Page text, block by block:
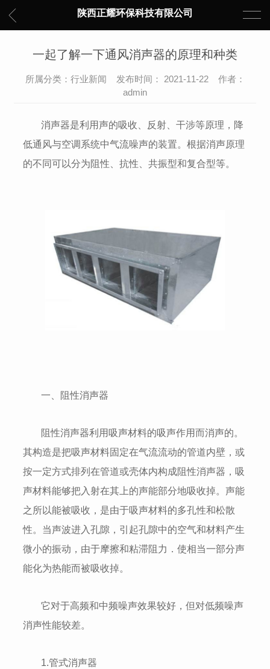
陕西正耀环保科技有限公司
一起了解一下通风消声器的原理和种类
所属分类：行业新闻 发布时间： 2021-11-22 作者：
admin
消声器是利用声的吸收、反射、干涉等原理，降
低通风与空调系统中气流噪声的装置。根据消声原理
的不同可以分为阻性、抗性、共振型和复合型等。
一、阻性消声器
阻性消声器利用吸声材料的吸声作用而消声的。
其构造是把吸声材料固定在气流流动的管道内壁，或
按一定方式排列在管道或壳体内构成阻性消声器，吸
声材料能够把入射在其上的声能部分地吸收掉。声能
之所以能被吸收，是由于吸声材料的多孔性和松散
性。当声波进入孔隙，引起孔隙中的空气和材料产生
微小的振动，由于摩擦和粘滞阻力．使相当一部分声
能化为热能而被吸收掉。
它对于高频和中频噪声效果较好，但对低频噪声
消声性能较差。
1.管式消声器